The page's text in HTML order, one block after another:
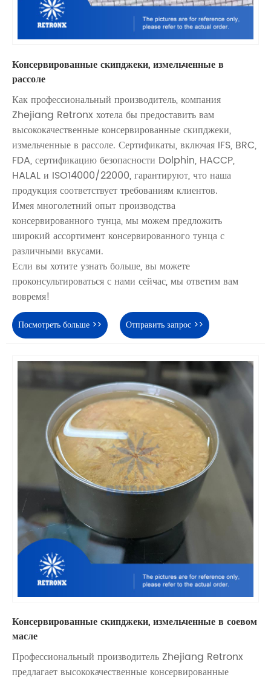
Консервированные скипджеки, измельченные в
рассоле
Как профессиональный производитель, компания
Zhejiang Retronx хотела бы предоставить вам
высококачественные консервированные скипджеки,
измельченные в рассоле. Сертификаты, включая IFS, BRC,
FDA, сертификацию безопасности Dolphin, HACCP,
HALAL и ISO14000/22000, гарантируют, что наша
продукция соответствует требованиям клиентов.
Имея многолетний опыт производства
консервированного тунца, мы можем предложить
широкий ассортимент консервированного тунца с
различными вкусами.
Если вы хотите узнать больше, вы можете
проконсультироваться с нами сейчас, мы ответим вам
вовремя!
Посмотреть больше >> Отправить запрос >>
Консервированные скипджеки, измельченные в соевом
масле
Профессиональный производитель Zhejiang Retronx
предлагает высококачественные консервированные